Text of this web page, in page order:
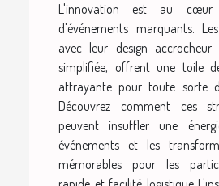
L'innovation est au cœur
d'événements marquants.
avec leur design
simplifiée, offrent une toile
attrayante pour toute sorte
Découvrez comment ces
peuvent insuffler une
événements et les
mémorables pour les